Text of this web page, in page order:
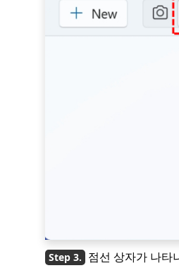
점선 상자가 나타